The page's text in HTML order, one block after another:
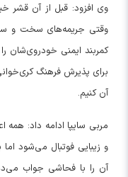
وی افزود: قبل از آن قشر
وقتی جریمه‌های سخت و
کمربند ایمنی خودرو‌ی‌شان
برای پذیرش فرهنگ
آن کنیم.
مربی سایپا ادامه داد: همه
و زیبایی فوتبال می‌شود اما
آن را با فحاشی جواب